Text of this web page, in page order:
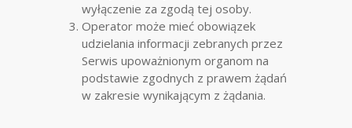
wyłączenie za zgodą tej osoby.
Operator może mieć obowiązek
udzielania informacji zebranych przez
Serwis upoważnionym organom na
podstawie zgodnych z prawem żądań
w zakresie wynikającym z żądania.